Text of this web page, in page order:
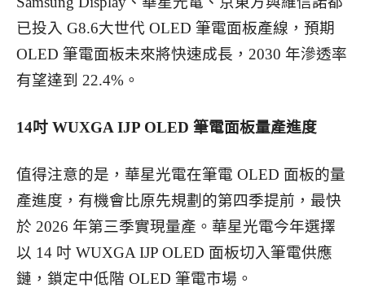
已投入 G8.6大世代 OLED 筆電面板產線，預期
OLED 筆電面板未來將快速成長，2030 年滲透率
有望達到 22.4%。
14吋 WUXGA IJP OLED 筆電面板量產進度
值得注意的是，華星光電在筆電 OLED 面板的量
產進度，有機會比原先規劃的第四季提前，最快
於 2026 年第三季實現量產。華星光電今年選擇
以 14 吋 WUXGA IJP OLED 面板切入筆電供應
鏈，鎖定中低階 OLED 筆電市場。